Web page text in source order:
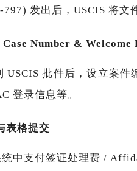
发出后，USCIS 将文
Case Number & Welcome
USCIS 批件后，设立案
登录信息等。
表格提交
统中支付签证处理费 /